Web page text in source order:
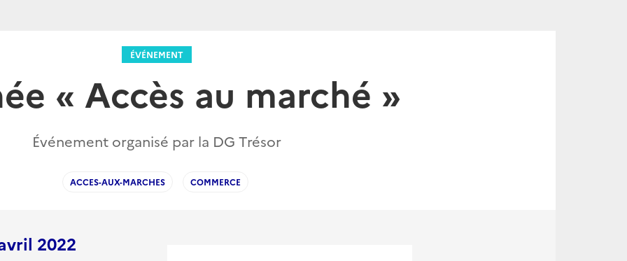
ÉVÉNEMENT
« Accès au marché »
Événement organisé par la DG Trésor
ACCES-AUX-MARCHES COMMERCE
2022